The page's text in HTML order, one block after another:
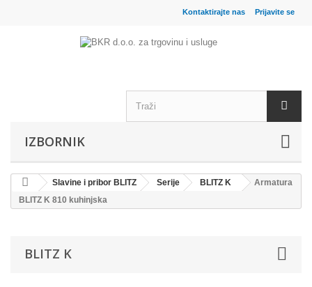
Prijavite se
Kontaktirajte nas
IZBORNIK
Slavine i pribor BLITZ Serije BLITZ K
Armatura
BLITZ K 810 kuhinjska
BLITZ K